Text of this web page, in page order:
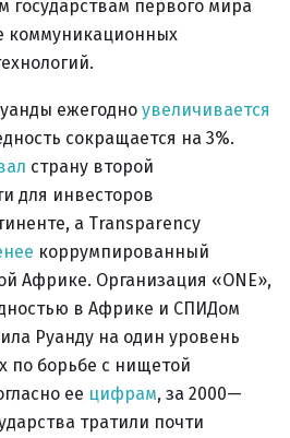
государствам первого мира
коммуникационных
ежегодно увеличивается
сокращается на 3%.
страну второй
для инвесторов
а Transparency
коррумпированный
Африке. Организация «ONE»,
в Африке и СПИДом
Руанду на один уровень
по борьбе с нищетой
ее цифрам, за 2000—
тратили почти